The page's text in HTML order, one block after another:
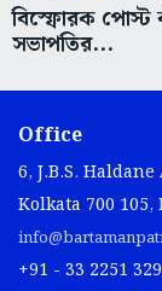
বিস্ফোরক
সভাপতির...
Office
6, J.B.S.
Kolkata 700 105,
+91 - 33 2251